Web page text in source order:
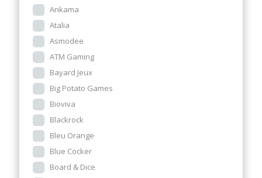
Ankama
Atalia
Asmodee
ATM Gaming
Bayard Jeux
Big Potato Games
Bioviva
Blackrock
Bleu Orange
Blue Cocker
Board & Dice